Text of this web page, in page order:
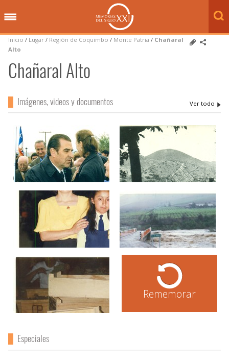
Inicio / Lugar / Región de Coquimbo / Monte Patria / Chañaral
Alto
Chañaral Alto
Imágenes, videos y documentos
Rememorar
Especiales